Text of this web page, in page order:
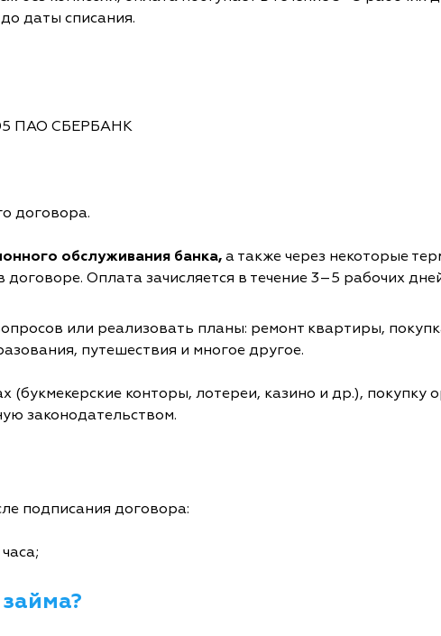
даты списания.
ПАО СБЕРБАНК
договора.
обслуживания банка, а также через некоторые
Оплата зачисляется в течение 3–5 рабочих
или реализовать планы: ремонт квартиры,
путешествия и многое другое.
конторы, лотереи, казино и др.), покупку
законодательством.
подписания договора: